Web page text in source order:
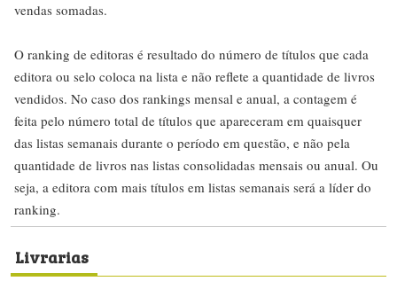
vendas somadas.
O ranking de editoras é resultado do número de títulos que cada
editora ou selo coloca na lista e não reflete a quantidade de livros
vendidos. No caso dos rankings mensal e anual, a contagem é
feita pelo número total de títulos que apareceram em quaisquer
das listas semanais durante o período em questão, e não pela
quantidade de livros nas listas consolidadas mensais ou anual. Ou
seja, a editora com mais títulos em listas semanais será a líder do
ranking.
Livrarias